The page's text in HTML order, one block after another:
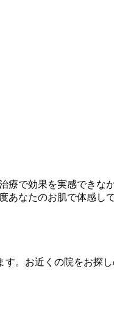
療で効果を実感できな
あなたのお肌で体感
す。お近くの院をお探